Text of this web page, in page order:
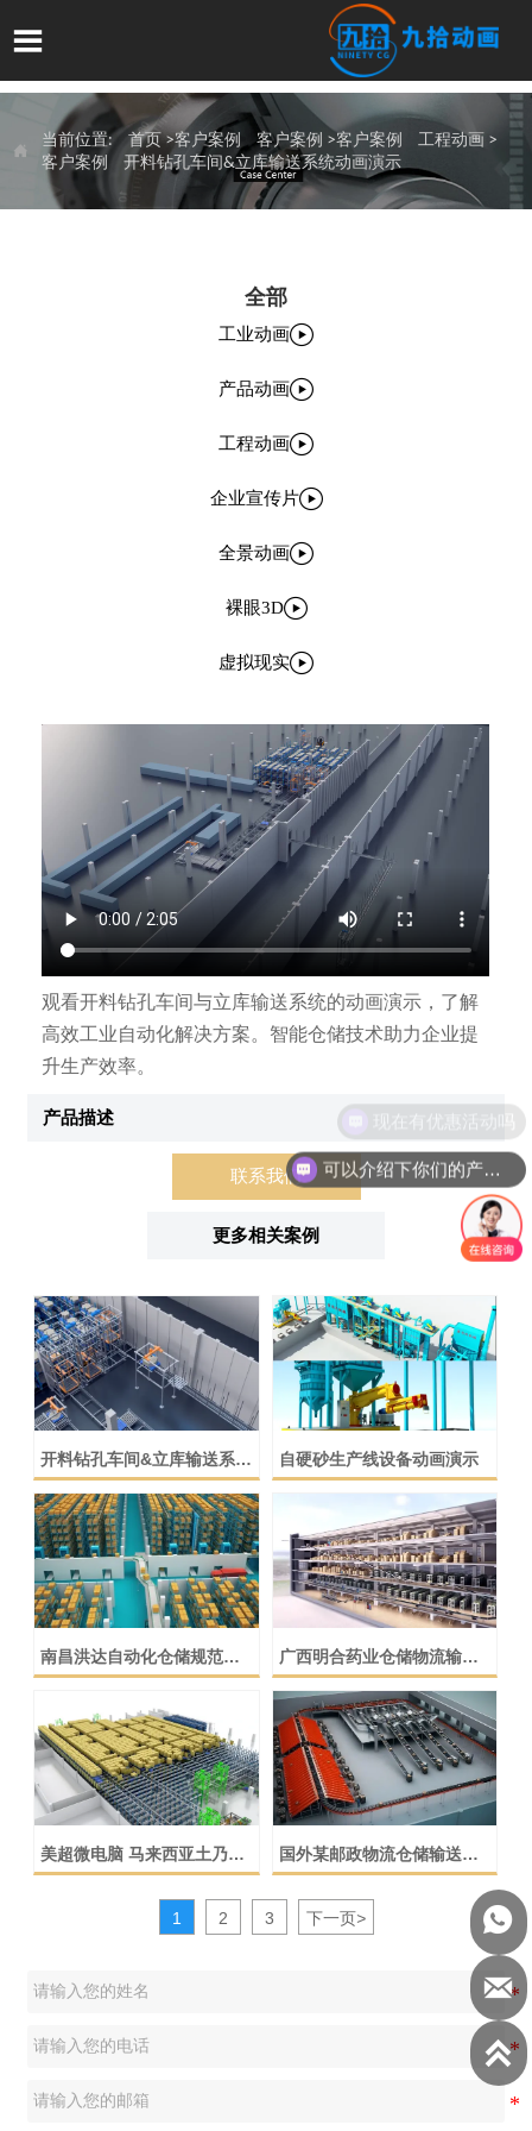


当前位置: 首页>客户案例 客户案例 >客户案例 工程动画 >
客户案例
开料钻孔车间&立库输送系统动画演示
全部
工业动画
产品动画
工程动画
企业宣传片
全景动画
裸眼3D
虚拟现实
观看开料钻孔车间与立库输送系统的动画演示，了解
高效工业自动化解决方案。智能仓储技术助力企业提
升生产效率。
产品描述
联系我们
更多相关案例
开料钻孔车间&立库输送系统
动画演示
自硬砂生产线设备动画演示
南昌洪达自动化仓储规范动
画演示
广西明合药业仓储物流输送
分拣系统动画演示
美超微电脑 马来西亚土乃立
体仓库项目
国外某邮政物流仓储输送线
系统流程动画演示
1 2 3 下一页>



可以介绍下你们的产品么
现在有优惠活动吗